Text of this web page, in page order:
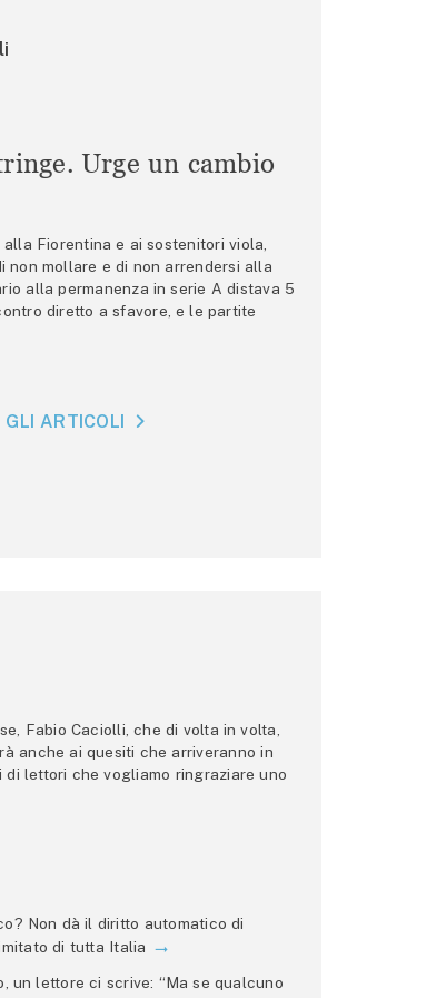
Urge un cambio
Fiorentina e ai sostenitori viola,
non mollare e di non arrendersi alla
alla permanenza in serie A distava 5
diretto a sfavore, e le partite
ARTICOLI
Fabio Caciolli, che di volta in volta,
anche ai quesiti che arriveranno in
di lettori che vogliamo ringraziare uno
Non dà il diritto automatico di
di tutta Italia
un lettore ci scrive: “Ma se qualcuno